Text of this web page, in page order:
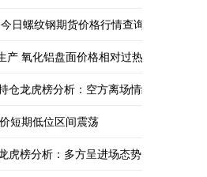
日螺纹钢期货价格行情查询
产 氧化铝盘面价格相对过热
仓龙虎榜分析：空方离场情绪强于多方
短期低位区间震荡
虎榜分析：多方呈进场态势